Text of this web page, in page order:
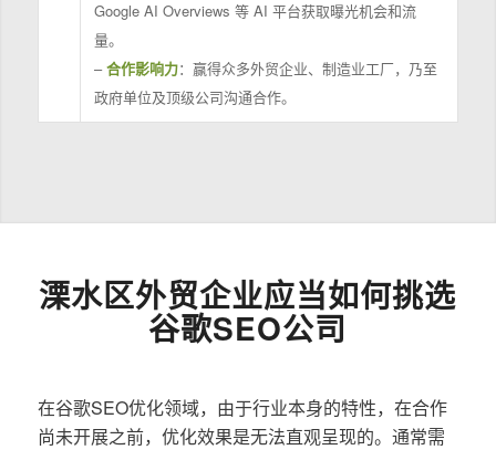
Google AI Overviews 等 AI 平台获取曝光机会和流
量。
–合作影响力：赢得众多外贸企业、制造业工厂，乃至
政府单位及顶级公司沟通合作。
溧水区外贸企业应当如何挑选
谷歌SEO公司
在谷歌SEO优化领域，由于行业本身的特性，在合作
尚未开展之前，优化效果是无法直观呈现的。通常需